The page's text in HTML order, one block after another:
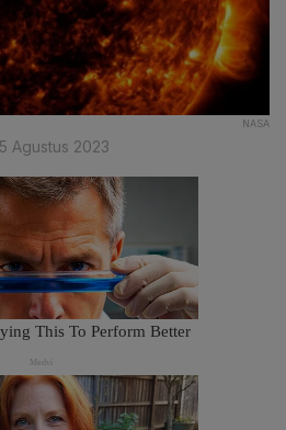
NASA
Agustus 2023